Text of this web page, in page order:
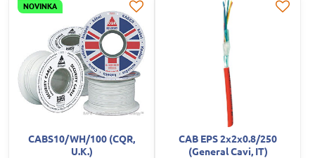
NOVINKA
CABS10/WH/100 (CQR,
U.K.)
CAB EPS 2x2x0.8/250
(General Cavi, IT)